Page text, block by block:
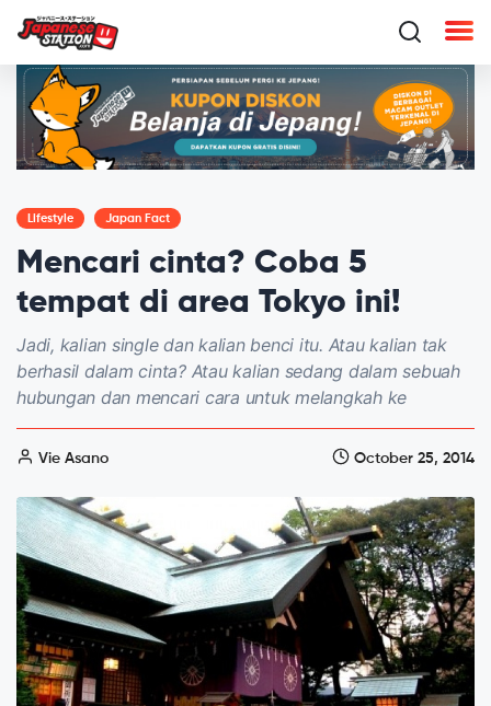
Lifestyle Japan Fact
Mencari cinta? Coba 5
tempat di area Tokyo ini!
Jadi, kalian single dan kalian benci itu. Atau kalian tak
berhasil dalam cinta? Atau kalian sedang dalam sebuah
hubungan dan mencari cara untuk melangkah ke
Vie Asano October 25, 2014